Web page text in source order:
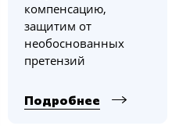
компенсацию,
защитим от
необоснованных
претензий
Подробнее